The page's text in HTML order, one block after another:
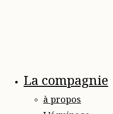
La compagnie
à propos